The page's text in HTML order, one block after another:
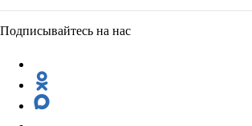
Подписывайтесь на нас